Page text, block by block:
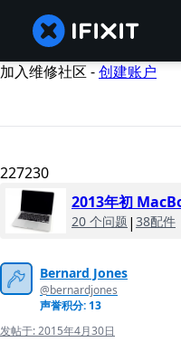
加入维修社区 -创建账户
227230
2013年初
20 个问题 | 38配件
Bernard Jones
@bernardjones
声誉积分: 13
发帖于:2015年4月30日